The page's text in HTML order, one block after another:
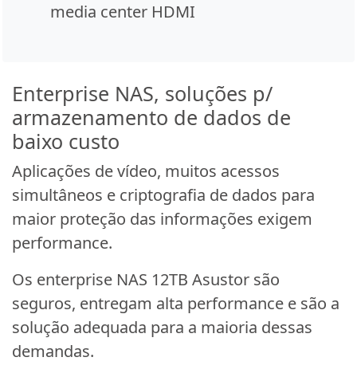
media center HDMI
Enterprise NAS, soluções p/
armazenamento de dados de
baixo custo
Aplicações de vídeo, muitos acessos
simultâneos e criptografia de dados para
maior proteção das informações exigem
performance.
Os enterprise NAS 12TB Asustor são
seguros, entregam alta performance e são a
solução adequada para a maioria dessas
demandas.